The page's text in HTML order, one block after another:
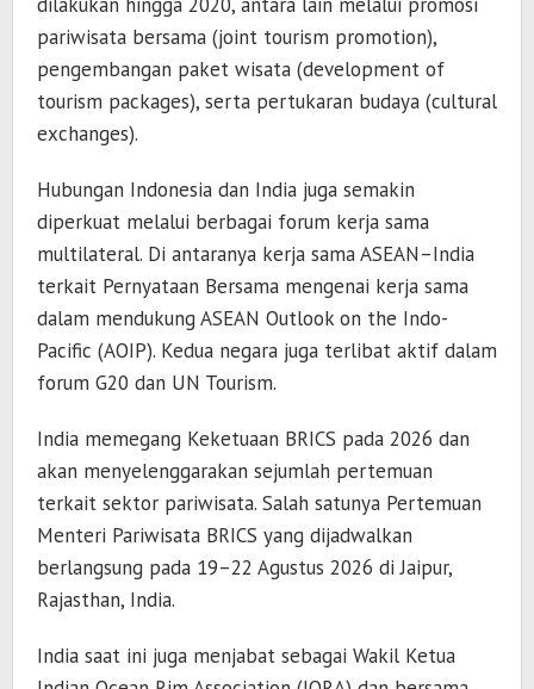
pariwisata bersama (joint tourism promotion),
pengembangan paket wisata (development of
tourism packages), serta pertukaran budaya (cultural
exchanges).
Hubungan Indonesia dan India juga semakin
diperkuat melalui berbagai forum kerja sama
multilateral. Di antaranya kerja sama ASEAN–India
terkait Pernyataan Bersama mengenai kerja sama
dalam mendukung ASEAN Outlook on the Indo-
Pacific (AOIP). Kedua negara juga terlibat aktif dalam
forum G20 dan UN Tourism.
India memegang Keketuaan BRICS pada 2026 dan
akan menyelenggarakan sejumlah pertemuan
terkait sektor pariwisata. Salah satunya Pertemuan
Menteri Pariwisata BRICS yang dijadwalkan
berlangsung pada 19–22 Agustus 2026 di Jaipur,
Rajasthan, India.
India saat ini juga menjabat sebagai Wakil Ketua